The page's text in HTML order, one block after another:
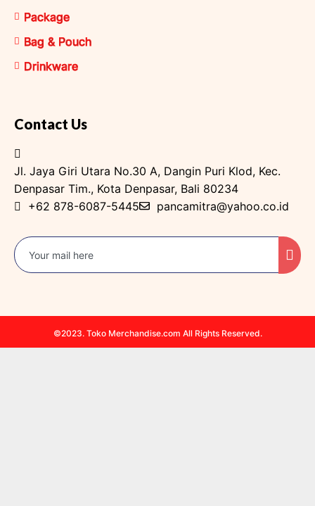
Package
Bag & Pouch
Drinkware
Contact Us
Jl. Jaya Giri Utara No.30 A, Dangin Puri Klod, Kec.
Denpasar Tim., Kota Denpasar, Bali 80234
+62 878-6087-5445
pancamitra@yahoo.co.id
©2023. Toko Merchandise.com All Rights Reserved.